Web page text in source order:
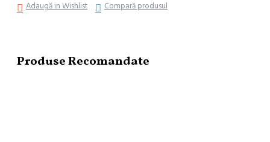
Adaugă in Wishlist Compară produsul
Produse Recomandate